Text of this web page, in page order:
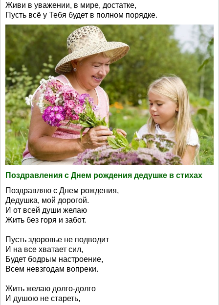
Живи в уважении, в мире, достатке,
Пусть всё у Тебя будет в полном порядке.
Поздравления с Днем рождения дедушке в стихах
Поздравляю с Днем рождения,
Дедушка, мой дорогой.
И от всей души желаю
Жить без горя и забот.
Пусть здоровье не подводит
И на все хватает сил,
Будет бодрым настроение,
Всем невзгодам вопреки.
Жить желаю долго-долго
И душою не стареть,